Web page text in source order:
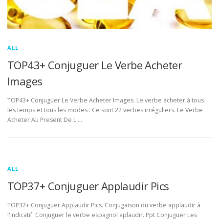
ALL
TOP43+ Conjuguer Le Verbe Acheter
Images
TOP43+ Conjuguer Le Verbe Acheter Images. Le verbe acheter à tous
les temps et tous les modes : Ce sont 22 verbes irréguliers. Le Verbe
Acheter Au Present De L …
ALL
TOP37+ Conjuguer Applaudir Pics
TOP37+ Conjuguer Applaudir Pics. Conjugaison du verbe applaudir à
l'indicatif. Conjuguer le verbe espagnol aplaudir. Ppt Conjuguer Les